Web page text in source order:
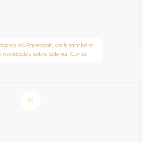
do Facebook, você também
novidades sobre Selena. Curta!